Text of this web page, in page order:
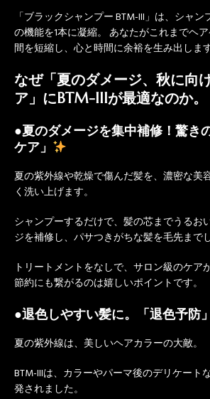
「ブラックシャンプー BTM-III」は、シャ
の機能を1本に凝縮。 あなたがこれまでヘ
間を短縮し、心と時間に余裕を生み出します
なぜ「夏のダメージ、秋に向
ア」にBTM-IIIが最適なのか。
●夏のダメージを集中補修！驚き
ケア」
夏の紫外線や乾燥で傷んだ髪を、濃密な美
く洗い上げます。
シャンプーするだけで、髪の芯までうるお
ジを補修し、パサつきがちな髪を毛先まで
トリートメントをなしで、サロン級のケア
節約にも繋がるのは嬉しいポイントです。
●退色しやすい髪に。「退色予防」
夏の紫外線は、美しいヘアカラーの大敵。
BTM-IIIは、カラーやパーマ後のデリケート
発されました。